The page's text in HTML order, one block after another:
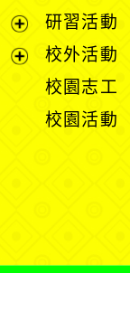
展
開
選
展
開
研習活動
校外活動
校園志工
校園活動